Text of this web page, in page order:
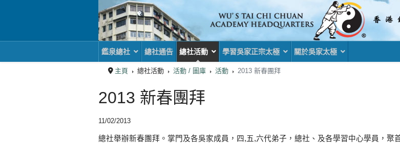
鑑泉總社 總社通告 總社活動 學習吳家正宗太極 關於吳家太極
主頁 總社活動 活動 / 圖庫 活動 2013 新春團拜
2013 新春團拜
11/02/2013
總社舉辦新春團拜。掌門及各吳家成員，四,五,六代弟子，總社、及各學習中心學員，聚